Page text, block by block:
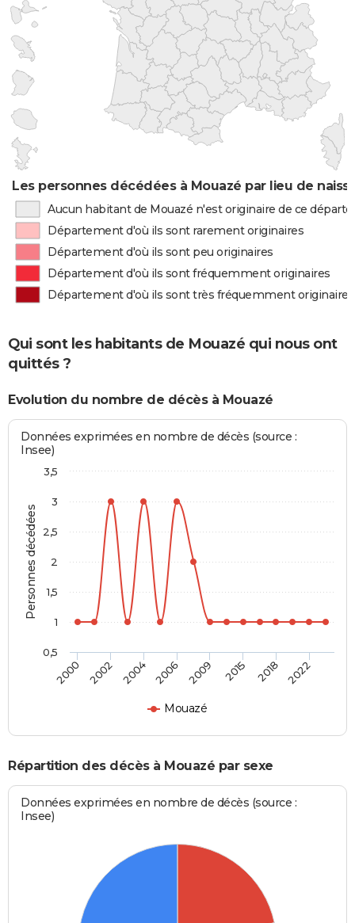
Les personnes décédées à Mouazé par lieu de
Aucun habitant de Mouazé n'est originaire de ce
Département d'où ils sont rarement originaires
Département d'où ils sont peu originaires
Département d'où ils sont fréquemment originaires
Département d'où ils sont très fréquemment originaires
Qui sont les habitants de Mouazé qui nous ont
quittés ?
Evolution du nombre de décès à Mouazé
Personnes décédées
Données exprimées en nombre de décès (source :
Insee)
Mouazé
2000 2002 2004 2006 2009 2015 2018 2022
0,5
1
1,5
2
2,5
3
3,5
Répartition des décès à Mouazé par sexe
Données exprimées en nombre de décès (source :
Insee)